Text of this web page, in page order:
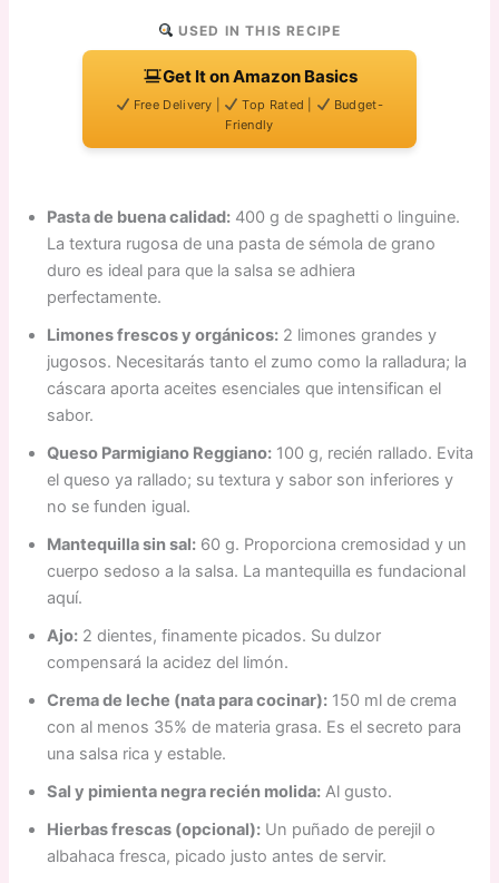
USED IN THIS RECIPE
Get It on Amazon Basics
Free Delivery | Top Rated |
Budget-
Friendly
Pasta de buena calidad: 400 g de spaghetti o linguine.
La textura rugosa de una pasta de sémola de grano
duro es ideal para que la salsa se adhiera
perfectamente.
Limones frescos y orgánicos: 2 limones grandes y
jugosos. Necesitarás tanto el zumo como la ralladura; la
cáscara aporta aceites esenciales que intensifican el
sabor.
Queso Parmigiano Reggiano: 100 g, recién rallado. Evita
el queso ya rallado; su textura y sabor son inferiores y
no se funden igual.
Mantequilla sin sal: 60 g. Proporciona cremosidad y un
cuerpo sedoso a la salsa. La mantequilla es fundacional
aquí.
Ajo: 2 dientes, finamente picados. Su dulzor
compensará la acidez del limón.
Crema de leche (nata para cocinar): 150 ml de crema
con al menos 35% de materia grasa. Es el secreto para
una salsa rica y estable.
Sal y pimienta negra recién molida: Al gusto.
Hierbas frescas (opcional): Un puñado de perejil o
albahaca fresca, picado justo antes de servir.